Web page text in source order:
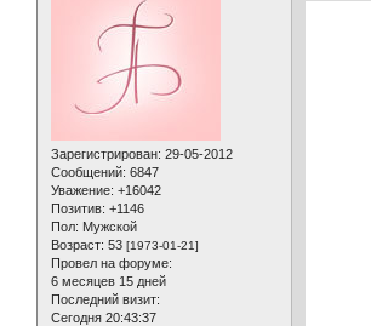
Зарегистрирован: 29-05-2012
Сообщений: 6847
Уважение: +16042
Позитив: +1146
Пол: Мужской
Возраст: 53 [1973-01-21]
Провел на форуме:
6 месяцев 15 дней
Последний визит:
Сегодня 20:43:37